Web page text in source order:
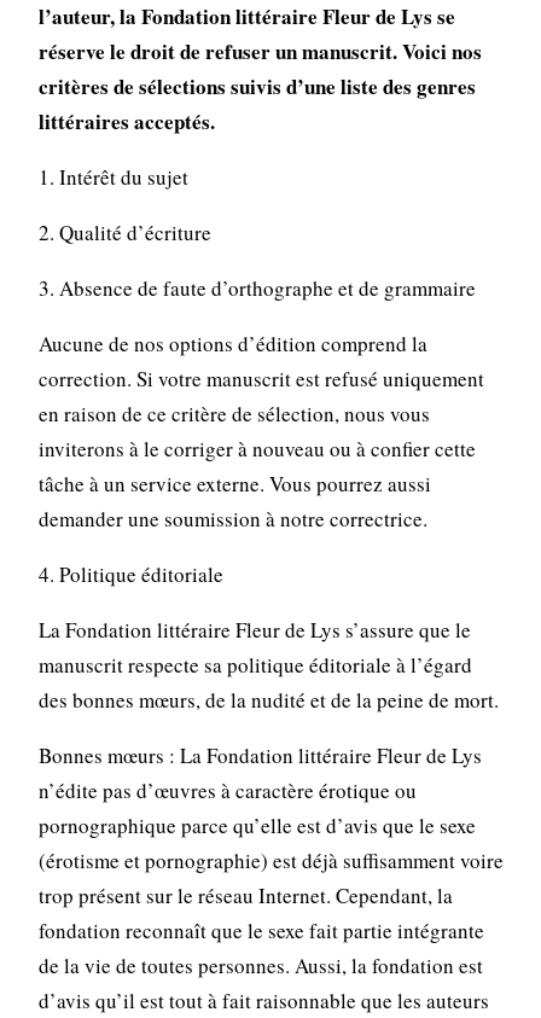
l’auteur, la Fondation littéraire Fleur de Lys se
réserve le droit de refuser un manuscrit. Voici nos
critères de sélections suivis d’une liste des genres
littéraires acceptés.
1. Intérêt du sujet
2. Qualité d’écriture
3. Absence de faute d’orthographe et de grammaire
Aucune de nos options d’édition comprend la
correction. Si votre manuscrit est refusé uniquement
en raison de ce critère de sélection, nous vous
inviterons à le corriger à nouveau ou à confier cette
tâche à un service externe. Vous pourrez aussi
demander une soumission à notre correctrice.
4. Politique éditoriale
La Fondation littéraire Fleur de Lys s’assure que le
manuscrit respecte sa politique éditoriale à l’égard
des bonnes mœurs, de la nudité et de la peine de mort.
Bonnes mœurs : La Fondation littéraire Fleur de Lys
n’édite pas d’œuvres à caractère érotique ou
pornographique parce qu’elle est d’avis que le sexe
(érotisme et pornographie) est déjà suffisamment voire
trop présent sur le réseau Internet. Cependant, la
fondation reconnaît que le sexe fait partie intégrante
de la vie de toutes personnes. Aussi, la fondation est
d’avis qu’il est tout à fait raisonnable que les auteurs